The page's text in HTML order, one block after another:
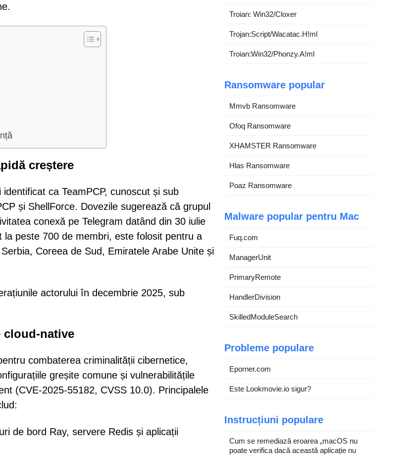
creștere
ca TeamPCP, cunoscut și sub
și ShellForce. Dovezile sugerează că grupul
conexă pe Telegram datând din 30 iulie
la peste 700 de membri, este folosit pentru a
Coreea de Sud, Emiratele Arabe Unite și
actorului în decembrie 2025, sub
cloud-native
combaterea criminalității cibernetice,
greșite comune și vulnerabilitățile
(CVE-2025-55182, CVSS 10.0). Principalele
de bord Ray, servere Redis și aplicații
Troian: Win32/Cloxer
Trojan:Script/Wacatac.H!ml
Troian:Win32/Phonzy.A!ml
Ransomware popular
Mmvb Ransomware
Ofoq Ransomware
XHAMSTER Ransomware
Hlas Ransomware
Poaz Ransomware
Malware popular pentru Mac
Fuq.com
ManagerUnit
PrimaryRemote
HandlerDivision
SkilledModuleSearch
Probleme populare
Eporner.com
Este Lookmovie.io sigur?
Instrucțiuni populare
Cum se remediază eroarea „macOS nu
poate verifica dacă această aplicație nu